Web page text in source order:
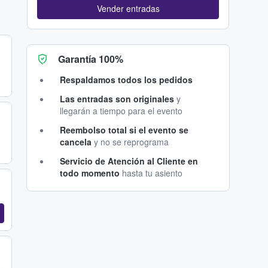
Vender entradas
Garantía 100%
Respaldamos todos los pedidos
Las entradas son originales y
llegarán a tiempo para el evento
Reembolso total si el evento se
cancela y no se reprograma
Servicio de Atención al Cliente en
todo momento hasta tu asiento